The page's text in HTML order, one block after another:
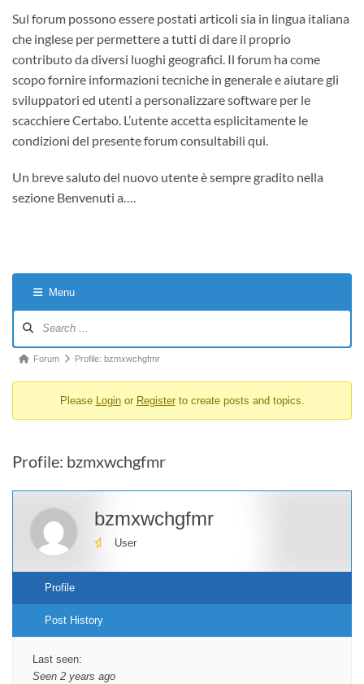
Sul forum possono essere postati articoli sia in lingua italiana
che inglese per permettere a tutti di dare il proprio
contributo da diversi luoghi geografici. Il forum ha come
scopo fornire informazioni tecniche in generale e aiutare gli
sviluppatori ed utenti a personalizzare software per le
scacchiere Certabo. L’utente accetta esplicitamente le
condizioni del presente forum consultabili qui.
Un breve saluto del nuovo utente è sempre gradito nella
sezione Benvenuti a….
Menu
Navigation
Forum
You
here:
Forum Profile: bzmxwchgfmr
Please Loginor Registerto create posts and topics.
Profile: bzmxwchgfmr
bzmxwchgfmr
User
Profile
Post History
Last seen:
Seen 2 years ago